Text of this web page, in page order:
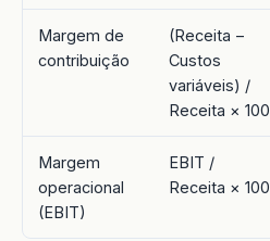
Margem de
contribuição
(Receita −
Custos
variáveis) /
Receita × 100
Margem
operacional
(EBIT)
EBIT /
Receita × 100